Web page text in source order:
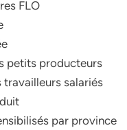
FLO
petits producteurs
salariés
par province